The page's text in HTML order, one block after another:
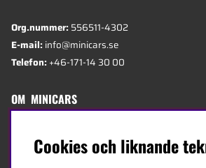
Org.nummer:556511-4302
E-mail:info@minicars.se
Telefon:+46-171-14 30 00
OM MINICARS
radiostyrda produkter till hobbybutiker över
Cookies och liknande